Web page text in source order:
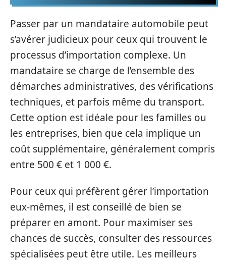
Passer par un mandataire automobile peut
s’avérer judicieux pour ceux qui trouvent le
processus d’importation complexe. Un
mandataire se charge de l’ensemble des
démarches administratives, des vérifications
techniques, et parfois même du transport.
Cette option est idéale pour les familles ou
les entreprises, bien que cela implique un
coût supplémentaire, généralement compris
entre 500 € et 1 000 €.
Pour ceux qui préfèrent gérer l’importation
eux-mêmes, il est conseillé de bien se
préparer en amont. Pour maximiser ses
chances de succès, consulter des ressources
spécialisées peut être utile. Les meilleurs